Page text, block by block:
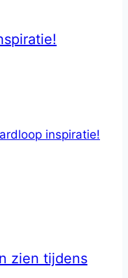
inspiratie!
zien tijdens